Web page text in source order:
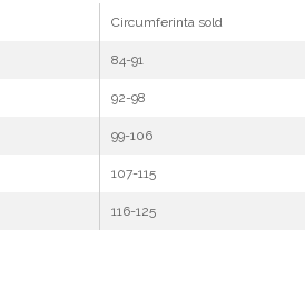
Circumferinta sold
84-91
92-98
99-106
107-115
116-125